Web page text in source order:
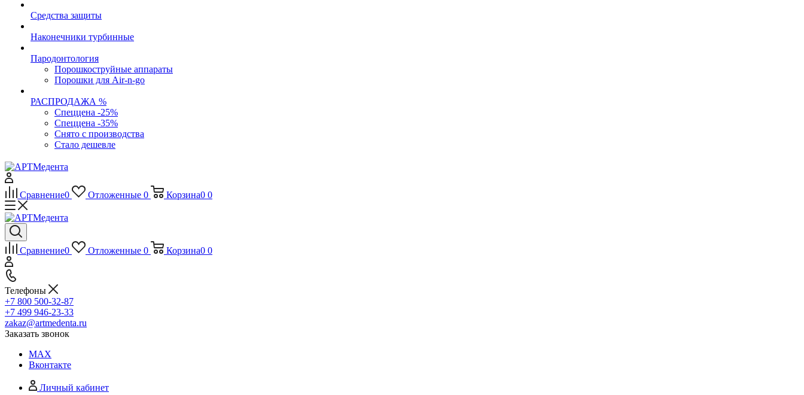
Средства защиты
Наконечники турбинные
Пародонтология
Порошкоструйные аппараты
Порошки для Air-n-go
РАСПРОДАЖА %
Спеццена -25%
Спеццена -35%
Снято с производства
Стало дешевле
Сравнение0 Отложенные 0 Корзина0 0
Сравнение0 Отложенные 0 Корзина0 0
Телефоны
+7 800 500-32-87
+7 499 946-23-33
zakaz@artmedenta.ru
Заказать звонок
MAX
Вконтакте
Личный кабинет